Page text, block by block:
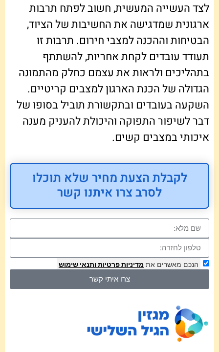
לצד העשייה המעשית, חשוב לפתח תרבות
ארגונית שמדגישה את החשיבות של הציוד,
הבטיחות וההכנה למצבי חירום. תרבות זו
תעודד עובדים לקחת אחריות, להשתתף
בתהליכים ולראות את עצמם כחלק מהתמונה
הגדולה של הכנת הארגון למצבים קריטיים.
השקעה בעובדים ובתקשורת תוביל בסופו של
דבר לשיפור התפוקה והיכולת להעניק מענה
איכותי במצבים קשים.
לקבלת הצעת מחיר שלא תוכלו
לסרב צרו איתנו קשר
הנכם מאשרים את מדיניות פרטיות ותנאי שימוש
צרו איתי קשר